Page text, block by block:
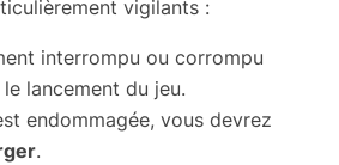
vigilants :
interrompu ou corrompu
lancement du jeu.
endommagée, vous devrez
.